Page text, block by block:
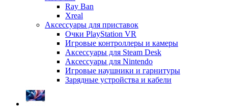
Ray Ban
Xreal
Аксессуары для приставок
Очки PlayStation VR
Игровые контроллеры и камеры
Аксессуары для Steam Desk
Аксессуары для Nintendo
Игровые наушники и гарнитуры
Зарядные устройства и кабели